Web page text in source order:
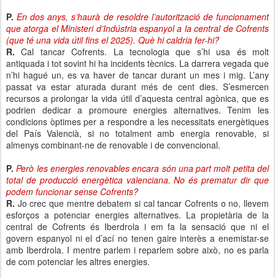
P. En dos anys, s’haurà de resoldre l’autorització de funcionament
que atorga el Ministeri d’Indústria espanyol a la central de Cofrents
(que té una vida útil fins el 2025). Què hi caldria fer-hi?
R. Cal tancar Cofrents. La tecnologia que s’hi usa és molt
antiquada i tot sovint hi ha incidents tècnics. La darrera vegada que
n’hi hagué un, es va haver de tancar durant un mes i mig. L’any
passat va estar aturada durant més de cent dies. S’esmercen
recursos a prolongar la vida útil d’aquesta central agònica, que es
podrien dedicar a promoure energies alternatives. Tenim les
condicions òptimes per a respondre a les necessitats energètiques
del País Valencià, si no totalment amb energia renovable, si
almenys combinant-ne de renovable i de convencional.
P. Però les energies renovables encara són una part molt petita del
total de producció energètica valenciana. No és prematur dir que
podem funcionar sense Cofrents?
R. Jo crec que mentre debatem si cal tancar Cofrents o no, llevem
esforços a potenciar energies alternatives. La propietària de la
central de Cofrents és Iberdrola i em fa la sensació que ni el
govern espanyol ni el d’ací no tenen gaire interès a enemistar-se
amb Iberdrola. I mentre parlem i reparlem sobre això, no es parla
de com potenciar les altres energies.